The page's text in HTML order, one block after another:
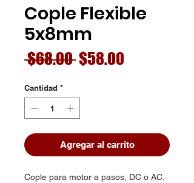
Cople Flexible
5x8mm
$68.00 Precio
$58.00
Cantidad *
Agregar al carrito
Cople para motor a pasos, DC o AC.